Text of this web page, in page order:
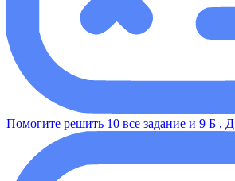
Помогите решить 10 все задание и 9 Б , Д